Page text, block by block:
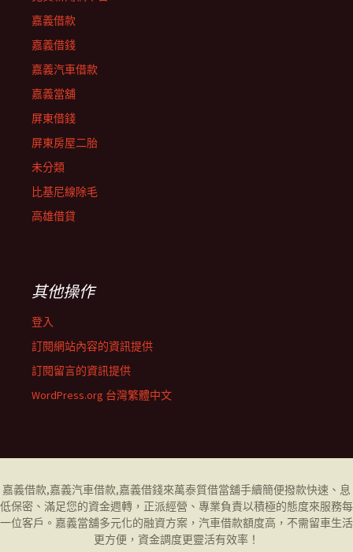
嘉義借款
嘉義借錢
嘉義汽車借款
嘉義當舖
屏東借錢
屏東房屋二胎
未分類
比基尼線除毛
高雄借貸
其他操作
登入
訂閱網站內容的資訊提供
訂閱留言的資訊提供
WordPress.org 台灣繁體中文
嘉義借款,嘉義汽車借款,嘉義借錢來萬泰質借當舖手續簡便撥款快速、息
低保密、滿足您的資金週轉，正派經營、專業負責以積極的態度來服務每
一位客戶。 嘉義當舖多元化的融資方案，汽車借款額度高，不需留車生活
更方便，資金調度更靈活有效率！